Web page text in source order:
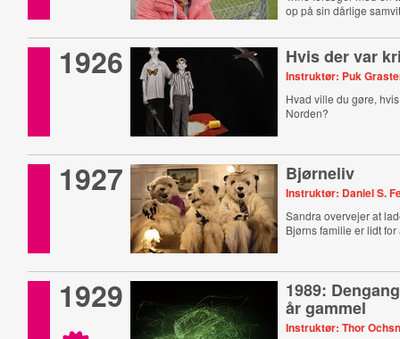
op på sin dårlige
1926 Hvis der var
Instruktør: Puk
Hvad ville du gøre,
Norden?
1927 Bjørneliv
Instruktør: Daniel S.
Sandra overvejer at
Bjørns familie er lidt
1929 1989:
år gammel
Instruktør: Thor